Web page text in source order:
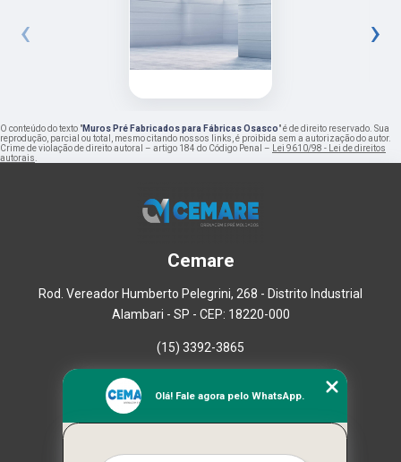
‹ ›
O conteúdo do texto "Muros Pré Fabricados para Fábricas Osasco" é de direito reservado. Sua
reprodução, parcial ou total, mesmo citando nossos links, é proibida sem a autorização do autor.
Crime de violação de direito autoral – artigo 184 do Código Penal –
Lei 9610/98 - Lei de direitos
autorais
Cemare
Rod. Vereador Humberto Pelegrini, 268 - Distrito Industrial
Alambari - SP - CEP: 18220-000
(15) 3392-3865
Empresa
Missão
Olá! Fale agora pelo WhatsApp.